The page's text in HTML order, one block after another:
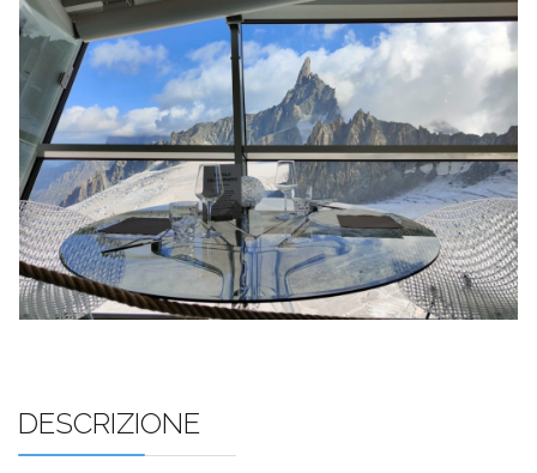
DESCRIZIONE